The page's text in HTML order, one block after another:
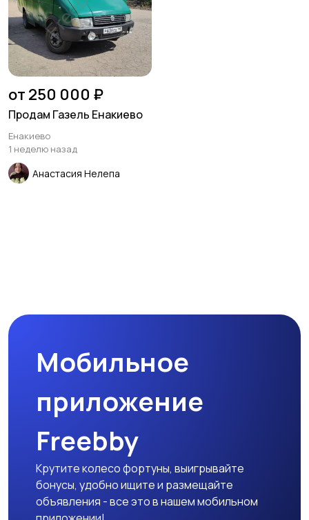
от 250 000 ₽
Продам Газель Енакиево
Енакиево
1 неделю назад
Анастасия Нелепа
Мобильное
приложение
Freebby
Крутите колесо фортуны, выигрывайте
бонусы, удобно ищите и размещайте
объявления - все это в нашем мобильном